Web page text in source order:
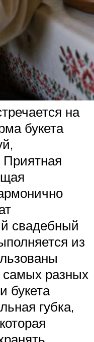
на
букета
свадебный
из
разных
букета
губка,